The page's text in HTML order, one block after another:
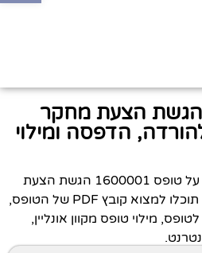
טופס 1600001 הגשת הצעת מחקר
הדפסה ומילוי
לפניכם כל המידע שתחפשו על טופס 1600001 הגשת הצעת
מחקר לקרנות חיצוניות. כאן תוכלו למצוא קובץ PDF של הטופס,
מילוי טופס מקוון אונליין,